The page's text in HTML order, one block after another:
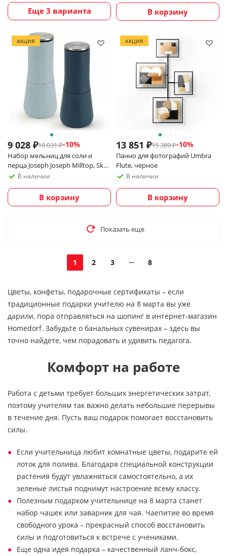
Еще 3 варианта В корзину
АКЦИЯ
9 028 ₽10 031₽-10%
Набор мельниц для соли и
перца Joseph Joseph Milltop, Sky
СинийВ наличии
В корзину
АКЦИЯ
13 851 ₽15 389₽-10%
Панно для фотографий Umbra
Flute, черное
В наличии
В корзину
Показать еще
1 2 3 8
Цветы, конфеты, подарочные сертификаты – если
традиционные подарки учителю на 8 марта вы уже
дарили, пора отправляться на шопинг в интернет-магазин
Homedorf. Забудьте о банальных сувенирах – здесь вы
точно найдете, чем порадовать и удивить педагога.
Комфорт на работе
Работа с детьми требует больших энергетических затрат,
поэтому учителям так важно делать небольшие перерывы
в течение дня. Пусть ваш подарок помогает восстановить
силы.
Если учительница любит комнатные цветы, подарите ей
лоток для полива. Благодаря специальной конструкции
растения будут увлажняться самостоятельно, а их
зеленые листья поднимут настроение всему классу.
Полезным подарком учительнице на 8 марта станет
набор чашек или заварник для чая. Чаепитие во время
свободного урока – прекрасный способ восстановить
силы и подготовиться к встрече с учениками.
Еще одна идея подарка – качественный ланч-бокс,